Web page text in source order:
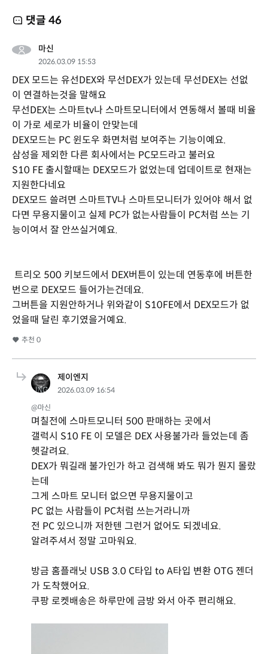
댓글 46
마신
2026.03.09 15:53
DEX 모드는 유선DEX와 무선DEX가 있는데 무선DEX는 선없
이 연결하는것을 말해요
무선DEX는 스마트tv나 스마트모니터에서 연동해서 볼때 비율
이 가로 세로가 비율이 안맞는데
DEX모드는 PC 윈도우 화면처럼 보여주는 기능이예요.
삼성을 제외한 다른 회사에서는 PC모드라고 불러요
S10 FE 출시할때는 DEX모드가 없었는데 업데이트로 현재는
지원한다네요
DEX모드 쓸려면 스마트TV나 스마트모니터가 있어야 해서 없
다면 무용지물이고 실제 PC가 없는사람들이 PC처럼 쓰는 기
능이여서 잘 안쓰실거예요.
트리오 500 키보드에서 DEX버튼이 있는데 연동후에 버튼한
번으로 DEX모드 들어가는건데요.
그버튼을 지원안하거나 위와같이 S10FE에서 DEX모드가 없
었을때 달린 후기였을거예요.
추천 0
제이엔지
2026.03.09 16:54
@마신
며칠전에 스마트모니터 500 판매하는 곳에서
갤럭시 S10 FE 이 모델은 DEX 사용불가라 들었는데 좀
헷갈려요.
DEX가 뭐길래 불가인가 하고 검색해 봐도 뭐가 뭔지 몰랐
는데
그게 스마트 모니터 없으면 무용지물이고
PC 없는 사람들이 PC처럼 쓰는거라니까
전 PC 있으니까 저한텐 그런거 없어도 되겠네요.
알려주셔서 정말 고마워요.
방금 홈플래닛 USB 3.0 C타입 to A타입 변환 OTG 젠더
가 도착했어요.
쿠팡 로켓배송은 하루만에 금방 와서 아주 편리해요.